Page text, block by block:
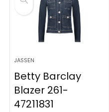
JASSEN
Betty Barclay
Blazer 261-
47211831